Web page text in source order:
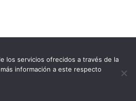
los servicios ofrecidos a través de la
información a este respecto